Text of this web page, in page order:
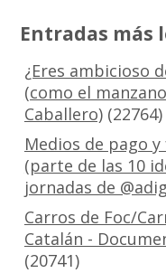
Entradas más
¿Eres ambicioso
(como el
Caballero)(22764)
Medios de pago
(parte de las 10
jornadas de
Carros de Foc/
Catalán -
(20741)